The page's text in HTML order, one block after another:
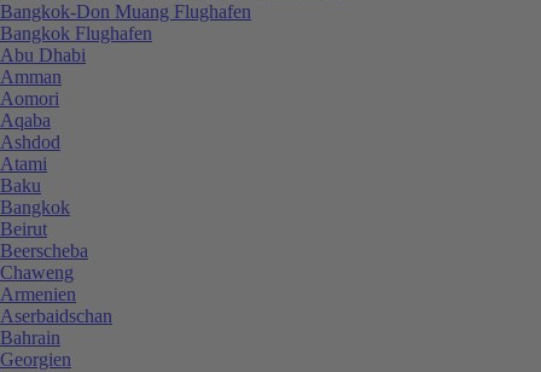
Bangkok-Don Muang Flughafen
Bangkok Flughafen
Abu Dhabi
Amman
Aomori
Aqaba
Ashdod
Atami
Baku
Bangkok
Beirut
Beerscheba
Chaweng
Armenien
Aserbaidschan
Bahrain
Georgien